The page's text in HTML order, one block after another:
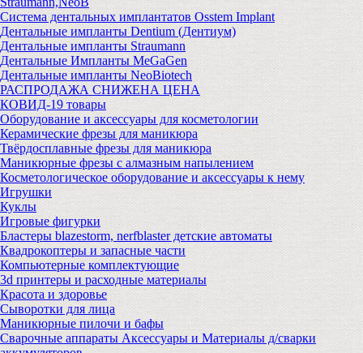
Система дентальных имплантатов Osstem Implant
Дентальные импланты Dentium (Дентиум)
Дентальные импланты Straumann
Дентальные Импланты MeGaGen
Дентальные импланты NeoBiotech
РАСПРОДАЖА СНИЖЕНА ЦЕНА
КОВИД-19 товары
Оборудование и аксессуары для косметологии
Керамические фрезы для маникюра
Твёрдосплавные фрезы для маникюра
Маникюрные фрезы с алмазным напылением
Косметологическое оборудование и аксессуары к нему
Игрушки
Куклы
Игровые фигурки
Бластеры blazestorm, nerfblaster детские автоматы
Квадрокоптеры и запасные части
Компьютерные комплектующие
3d принтеры и расходные материалы
Красота и здоровье
Сыворотки для лица
Маникюрные пилочи и бафы
Сварочные аппараты Аксессуары и Материалы д/сварки